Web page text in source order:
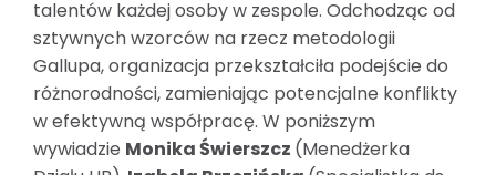
talentów każdej osoby w zespole. Odchodząc od
sztywnych wzorców na rzecz metodologii
Gallupa, organizacja przekształciła podejście do
różnorodności, zamieniając potencjalne konflikty
w efektywną współpracę. W poniższym
wywiadzie Monika Świerszcz (Menedżerka